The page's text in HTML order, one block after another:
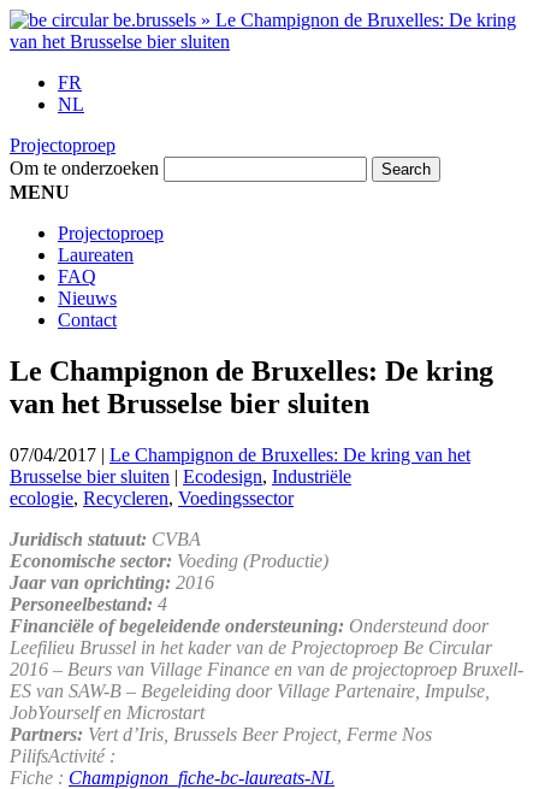
FR
NL
Projectoproep
Om te onderzoeken
MENU
Projectoproep
Laureaten
FAQ
Nieuws
Contact
Le Champignon de Bruxelles: De kring
van het Brusselse bier sluiten
07/04/2017 | Le Champignon de Bruxelles: De kring van het
Brusselse bier sluiten | Ecodesign, Industriële
ecologie, Recycleren, Voedingssector
Juridisch statuut: CVBA
Economische sector: Voeding (Productie)
Jaar van oprichting: 2016
Personeelbestand: 4
Financiële of begeleidende ondersteuning: Ondersteund door
Leefilieu Brussel in het kader van de Projectoproep Be Circular
2016 – Beurs van Village Finance en van de projectoproep Bruxell-
ES van SAW-B – Begeleiding door Village Partenaire, Impulse,
JobYourself en Microstart
Partners: Vert d’Iris, Brussels Beer Project, Ferme Nos
PilifsActivité :
Fiche : Champignon_fiche-bc-laureats-NL